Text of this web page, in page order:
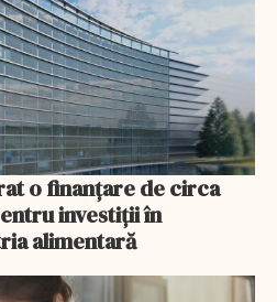
o finanțare de circa
investiții în
alimentară